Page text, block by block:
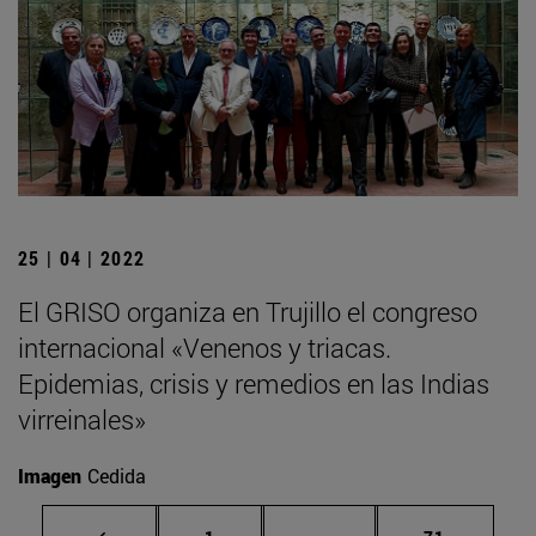
25 | 04 | 2022
El GRISO organiza en Trujillo el congreso
internacional «Venenos y triacas.
Epidemias, crisis y remedios en las Indias
virreinales»
Imagen Cedida